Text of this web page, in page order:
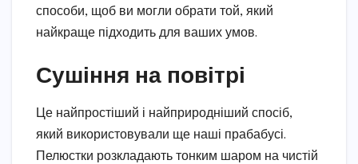
способи, щоб ви могли обрати той, який
найкраще підходить для ваших умов.
Сушіння на повітрі
Це найпростіший і найприродніший спосіб,
який використовували ще наші прабабусі.
Пелюстки розкладають тонким шаром на чистій